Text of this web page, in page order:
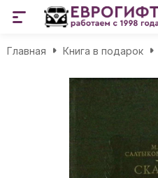
Главная Книга в подарок